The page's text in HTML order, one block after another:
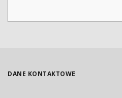
DANE KONTAKTOWE